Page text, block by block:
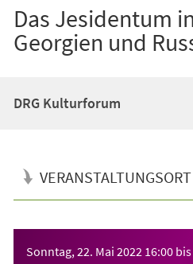
Das Jesidentum
Georgien und
DRG Kulturforum
VERANSTALTUNGSORT
Sonntag, 22. Mai 2022 16:00 bis